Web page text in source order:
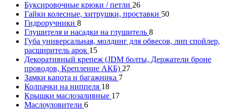
Буксировочные крюки / петли 26
Гайки колесные, хитрушки, проставки 50
Гидроручники 8
Глушителя и насадки на глушитель 8
Губа универсальная, молдинг для обвесов, лип спойлер,
расширитель арок 15
Декоративный крепеж (JDM болты, Держатели броне
проводов, Крепление АКБ) 27
Замки капота и багажника 7
Колпачки на ниппеля 18
Крышки маслозаливные 17
Маслоуловители 6